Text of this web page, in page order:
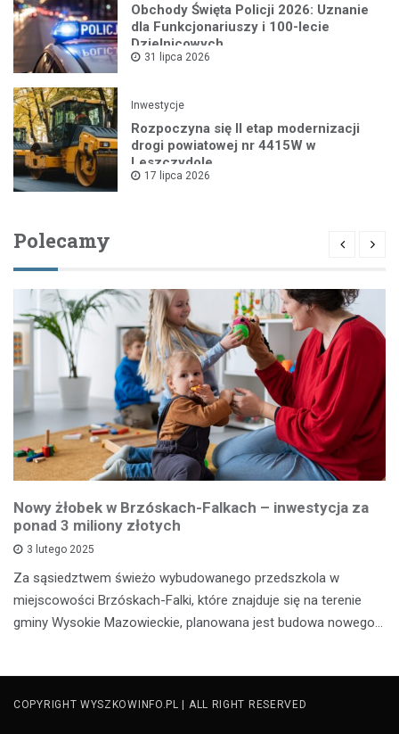
Obchody Święta Policji 2026: Uznanie
dla Funkcjonariuszy i 100-lecie
Dzielnicowych
31 lipca 2026
Inwestycje
Rozpoczyna się II etap modernizacji
drogi powiatowej nr 4415W w
Leszczydole
17 lipca 2026
Polecamy
Nowy żłobek w Brzóskach-Falkach – inwestycja za
ponad 3 miliony złotych
3 lutego 2025
Za sąsiedztwem świeżo wybudowanego przedszkola w
miejscowości Brzóskach-Falki, które znajduje się na terenie
gminy Wysokie Mazowieckie, planowana jest budowa nowego…
COPYRIGHT WYSZKOWINFO.PL | ALL RIGHT RESERVED